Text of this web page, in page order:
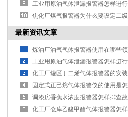
范
工业用原油气体泄漏报警器怎样进行
定期维护？
焦化厂煤气报警器为什么要设定二级
报警呢
最新资讯文章
炼油厂油气气体报警器使用在哪些领
域？
工业用原油气体泄漏报警器怎样进行
定期维护？
化工厂罐区丁二烯气体报警器的安装
距离有多少?
固定式正己烷气体报警仪的使用是怎
样的？
调漆房香蕉水浓度报警器怎样排查故
障？
化工厂仓库乙酸甲酯气体报警器怎样